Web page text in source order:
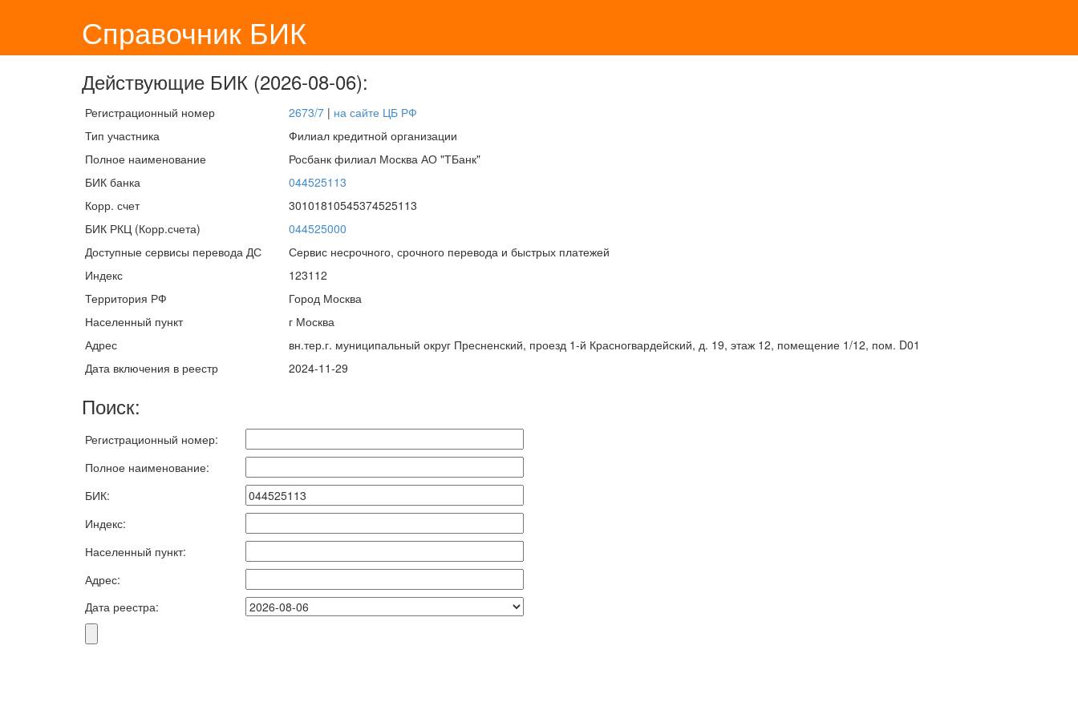
Справочник БИК
Действующие БИК (2026-08-06):
Регистрационный номер 2673/7 | на сайте ЦБ РФ
Тип участника
Филиал кредитной организации
Полное наименование
Росбанк филиал Москва АО "ТБанк"
БИК банка
044525113
Корр. счет
30101810545374525113
БИК РКЦ (Корр.счета)
044525000
Доступные сервисы перевода ДС
Сервис несрочного, срочного перевода и быстрых платежей
Индекс
123112
Территория РФ
Город Москва
Населенный пункт
г Москва
Адрес
вн.тер.г. муниципальный округ Пресненский, проезд 1-й Красногвардейский, д. 19, этаж 12, помещение 1/12, пом. D01
Дата включения в реестр
2024-11-29
Поиск:
Регистрационный номер:
Полное наименование:
БИК:
Индекс:
Населенный пункт:
Адрес:
Дата реестра: